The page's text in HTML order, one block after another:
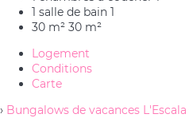
1 salle de bain 1
30 m² 30 m²
Logement
Conditions
Carte
› Bungalows de vacances L'Escala